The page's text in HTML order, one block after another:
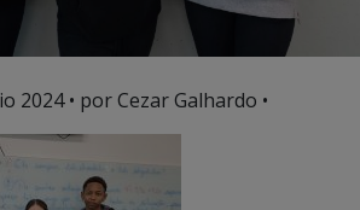
2024• por Cezar Galhardo •